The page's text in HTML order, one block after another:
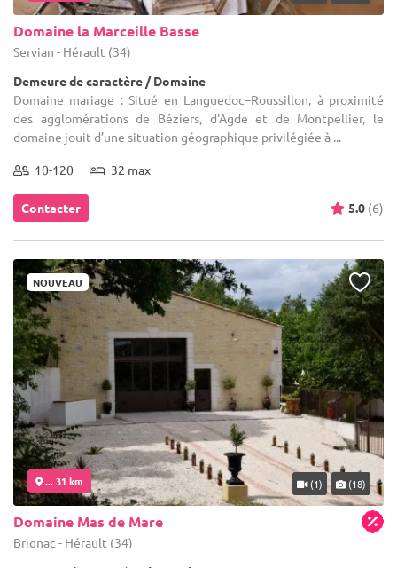
Domaine la Marceille Basse
Servian - Hérault (34)
Demeure de caractère / Domaine
Domaine mariage : Situé en Languedoc–Roussillon, à proximité
des agglomérations de Béziers, d'Agde et de Montpellier, le
domaine jouit d’une situation géographique privilégiée à ...
10-120 32 max
Contacter 5.0 (6)
NOUVEAU
... 31 km (1) (18)
Domaine Mas de Mare
Brignac - Hérault (34)